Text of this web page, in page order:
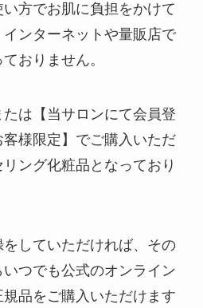
方でお肌に負担をかけて
ンターネットや量販店で
おりません。
たは【当サロンにて会員登
様限定】でご購入いただ
ング化粧品となっており
していただければ、その
つでも公式のオンライン
品をご購入いただけます